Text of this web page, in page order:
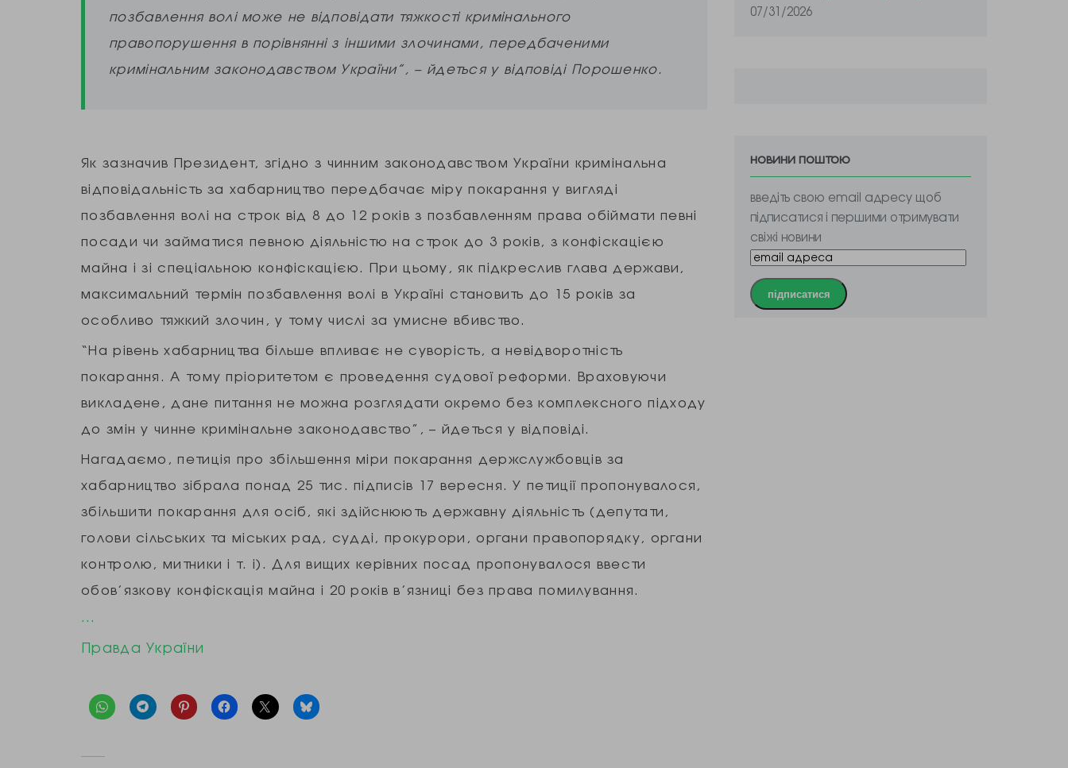
позбавлення волі може не відповідати тяжкості кримінального
правопорушення в порівнянні з іншими злочинами, передбаченими
кримінальним законодавством України”, – йдеться у відповіді Порошенко.
Як зазначив Президент, згідно з чинним законодавством України кримінальна
відповідальність за хабарництво передбачає міру покарання у вигляді
позбавлення волі на строк від 8 до 12 років з позбавленням права обіймати певні
посади чи займатися певною діяльністю на строк до 3 років, з конфіскацією
майна і зі спеціальною конфіскацією. При цьому, як підкреслив глава держави,
максимальний термін позбавлення волі в Україні становить до 15 років за
особливо тяжкий злочин, у тому числі за умисне вбивство.
“На рівень хабарництва більше впливає не суворість, а невідворотність
покарання. А тому пріоритетом є проведення судової реформи. Враховуючи
викладене, дане питання не можна розглядати окремо без комплексного підходу
до змін у чинне кримінальне законодавство”, – йдеться у відповіді.
Нагадаємо, петиція про збільшення міри покарання держслужбовців за
хабарництво зібрала понад 25 тис. підписів 17 вересня. У петиції пропонувалося,
збільшити покарання для осіб, які здійснюють державну діяльність (депутати,
голови сільських та міських рад, судді, прокурори, органи правопорядку, органи
контролю, митники і т. і). Для вищих керівних посад пропонувалося ввести
обов’язкову конфіскація майна і 20 років в’язниці без права помилування.
…
Правда України
07/31/2026
новини поштою
введіть свою email адресу щоб
підписатися і першими отримувати
свіжі новини
підписатися